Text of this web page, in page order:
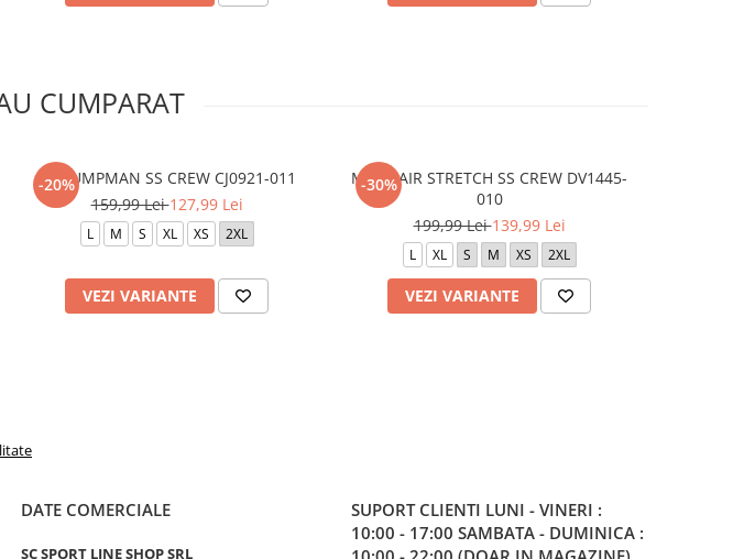
CUMPARAT
-20%
M J JUMPMAN SS CREW CJ0921-011
159,99 Lei127,99 Lei
L M S XL XS 2XL
VEZI VARIANTE
-30%
M J JD AIR STRETCH SS CREW DV1445-
010
199,99 Lei139,99 Lei
L XL S M XS 2XL
VEZI VARIANTE
DATE COMERCIALE
SC SPORT LINE SHOP SRL
SUPORT CLIENTI LUNI - VINERI :
10:00 - 17:00 SAMBATA - DUMINICA :